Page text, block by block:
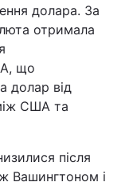
долара. За
отримала
що
долар від
США та
після
Вашингтоном і